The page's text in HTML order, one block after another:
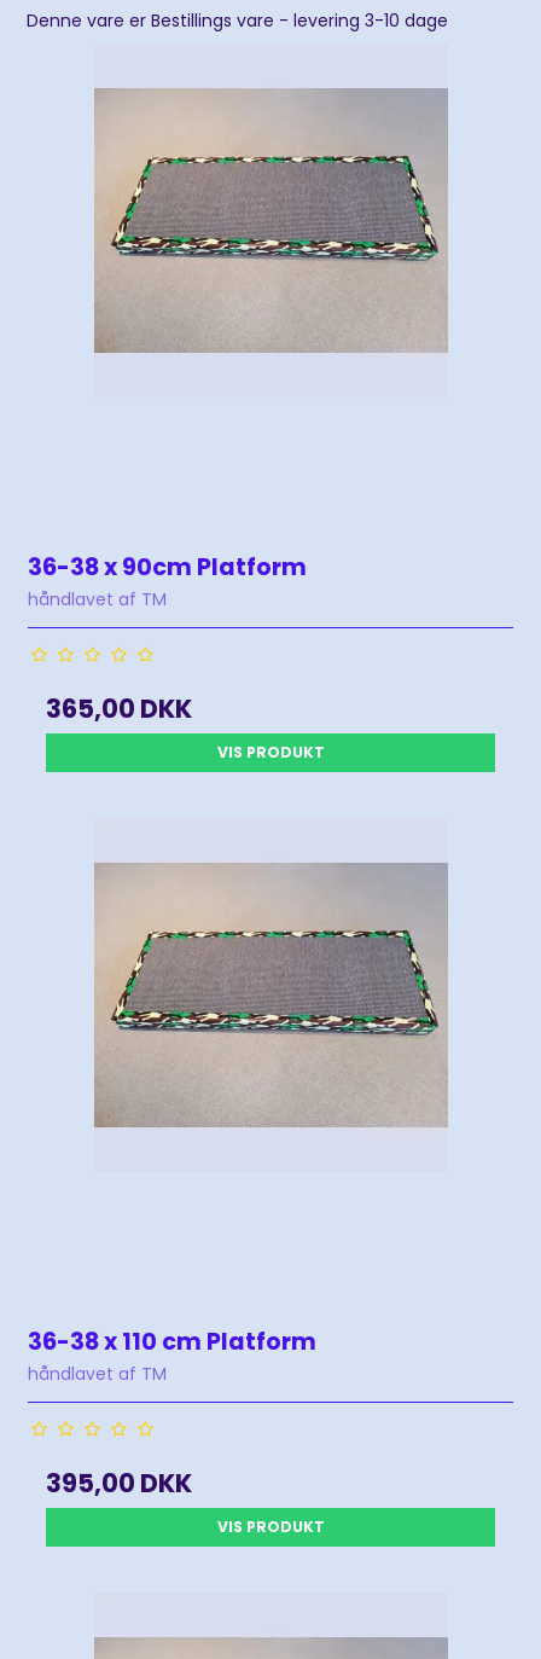
Denne vare er Bestillings vare - levering 3-10 dage
36-38 x 90cm Platform
håndlavet af TM
365,00 DKK
VIS PRODUKT
36-38 x 110 cm Platform
håndlavet af TM
395,00 DKK
VIS PRODUKT